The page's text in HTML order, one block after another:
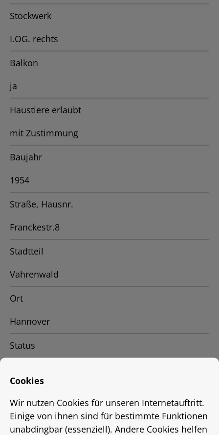
Stockwerk
I.OG. rechts
Balkon
ja
Haustiere erlaubt
mit Zustimmung
Baujahr
1954
Straße, Hausnr.
Franckestr.8
Stadtteil
Vahrenwald
Ort
Hannover
Status
EnEV 2009
Cookies
Wir nutzen Cookies für unseren Internetauftritt.
Einige von ihnen sind für bestimmte Funktionen
unabdingbar (essenziell). Andere Cookies helfen